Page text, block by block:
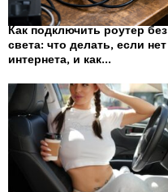
Как подключить роутер без
света: что делать, если нет
интернета, и как...